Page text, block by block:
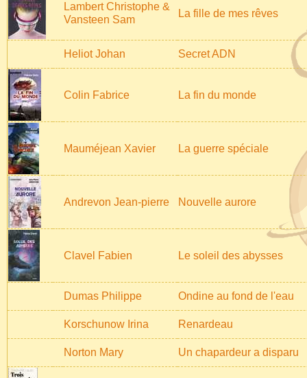
Lambert Christophe &
Vansteen Sam
La fille de mes rêves
Heliot Johan Secret ADN
Colin Fabrice La fin du monde
Mauméjean Xavier La guerre spéciale
Andrevon Jean-pierre Nouvelle aurore
Clavel Fabien Le soleil des abysses
Dumas Philippe Ondine au fond de l'eau
Korschunow Irina Renardeau
Norton Mary Un chapardeur a disparu